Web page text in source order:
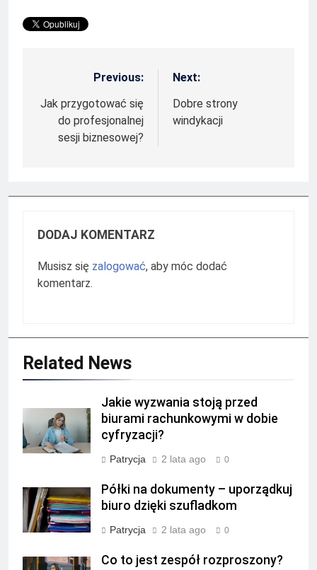
Nawigacja
wpisu
Previous:
Jak przygotować się
do profesjonalnej
sesji biznesowej?
Next:
Dobre strony
windykacji
DODAJ KOMENTARZ
Musisz się zalogować, aby móc dodać
komentarz.
Related News
Jakie wyzwania stoją przed
biurami rachunkowymi w dobie
cyfryzacji?
Patrycja 2 lata ago 0
Półki na dokumenty – uporządkuj
biuro dzięki szufladkom
Patrycja 2 lata ago 0
Co to jest zespół rozproszony?